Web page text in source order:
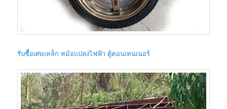
รับซื้อเศษเหล็ก หม้อแปลงไฟฟ้า ตู้คอนเทนเนอร์